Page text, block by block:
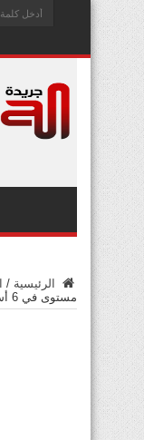
الرئيسية /
مستوى في 6 أسابيع